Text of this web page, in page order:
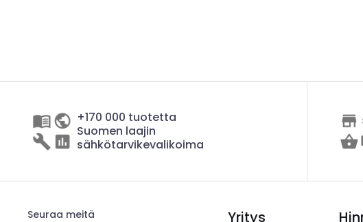
+170 000 tuotetta
Suomen laajin
sähkötarvikevalikoima
Seuraa meitä Yritys